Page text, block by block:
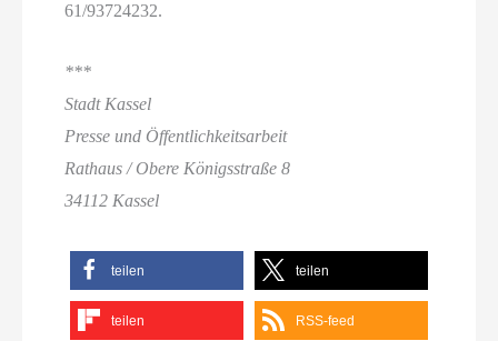
61/93724232.
***
Stadt Kassel
Presse und Öffentlichkeitsarbeit
Rathaus / Obere Königsstraße 8
34112 Kassel
teilen teilen
teilen RSS-feed